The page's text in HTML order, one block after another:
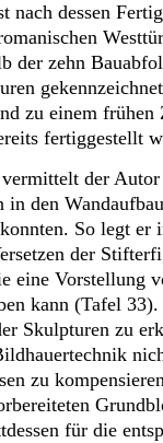
nach dessen
der zehn
zu einem
fertiggestellt
der
in den
So legt
der
eine Vorstellung
kann (Tafel
Skulpturen zu
zu
für die